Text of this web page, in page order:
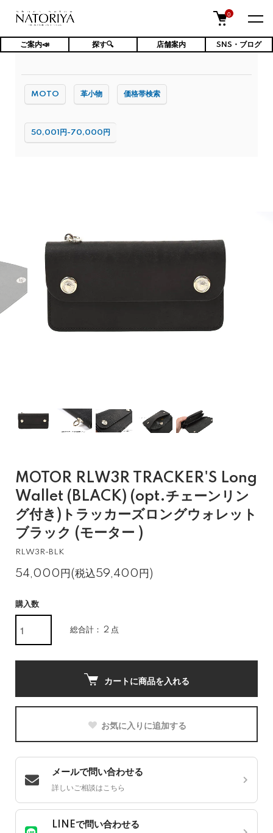
0
ご案内📣 探す🔍 店舗案内 SNS・ブログ
TOP ファッション小物・雑貨
MOTO 革小物 価格帯検索
50,001円-70,000円
MOTOR RLW3R TRACKER'S Long
Wallet (BLACK) (opt.チェーンリン
グ付き)トラッカーズロングウォレット
ブラック (モーター )
RLW3R-BLK
54,000円(税込59,400円)
購入数
総合計： 2 点
カートに商品を入れる
お気に入りに追加する
メールで問い合わせる
詳しいご相談はこちら
LINEで問い合わせる